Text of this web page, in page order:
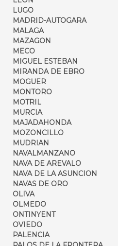
LUGO
MADRID-AUTOGARA
MALAGA
MAZAGON
MECO
MIGUEL ESTEBAN
MIRANDA DE EBRO
MOGUER
MONTORO
MOTRIL
MURCIA
MAJADAHONDA
MOZONCILLO
MUDRIAN
NAVALMANZANO
NAVA DE AREVALO
NAVA DE LA ASUNCION
NAVAS DE ORO
OLIVA
OLMEDO
ONTINYENT
OVIEDO
PALENCIA